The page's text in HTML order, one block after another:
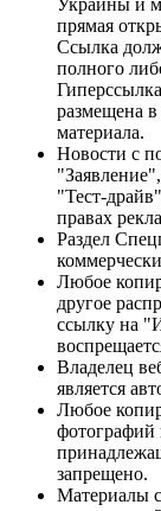
прямая
Ссылка
полного
размещена в
материала.
Новости с
"Тест-
правах
Раздел
Любое
другое
ссылку на
Владелец
является
Любое
фотографий
запрещено.
Материалы